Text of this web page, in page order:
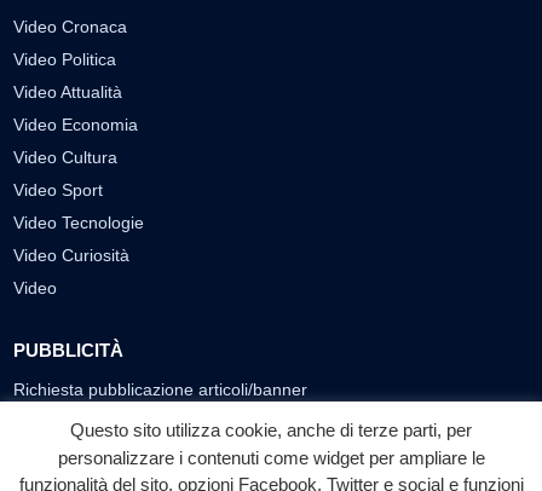
Video Cronaca
Video Politica
Video Attualità
Video Economia
Video Cultura
Video Sport
Video Tecnologie
Video Curiosità
Video
PUBBLICITÀ
Richiesta pubblicazione articoli/banner
SEGUICI SUI SOCIAL
Questo sito utilizza cookie, anche di terze parti, per
personalizzare i contenuti come widget per ampliare le
funzionalità del sito, opzioni Facebook, Twitter e social e funzioni